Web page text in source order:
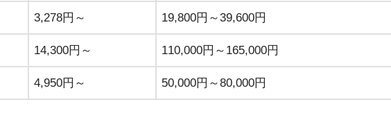
3,278円～ 19,800円～39,600円
14,300円～ 110,000円～165,000円
4,950円～ 50,000円～80,000円